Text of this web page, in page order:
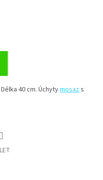
40 cm. Úchytymosazs